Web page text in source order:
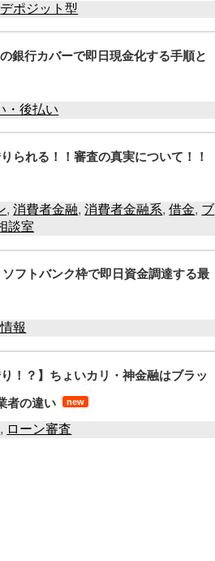
デポジット型
銀行カバーで即日現金化する手順と
・後払い
られる！！審査の真実について！！
,消費者金融,消費者金融系,借金, ブ
談室
フトバンク枠で即日資金調達する最
報
！？】ちょいカリ・神金融はブラッ
者の違い
new
, ローン審査